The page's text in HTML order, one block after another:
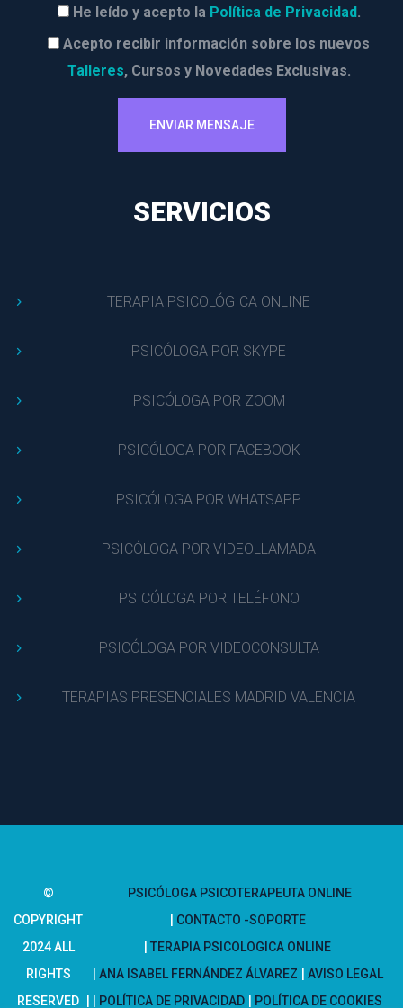
He leído y acepto la Política de Privacidad.
Acepto recibir información sobre los nuevos
Tallere, Cursos y Novedades Exclusivas.
SERVICIOS
TERAPIA PSICOLÓGICA ONLINE
PSICÓLOGA POR SKYPE
PSICÓLOGA POR ZOOM
PSICÓLOGA POR FACEBOOK
PSICÓLOGA POR WHATSAPP
PSICÓLOGA POR VIDEOLLAMADA
PSICÓLOGA POR TELÉFONO
PSICÓLOGA POR VIDEOCONSULTA
TERAPIAS PRESENCIALES MADRID VALENCIA
©
COPYRIGHT
2024 ALL
RIGHTS
RESERVED
PSICÓLOGA PSICOTERAPEUTA ONLINE
CONTACTO -SOPORTE
TERAPIA PSICOLOGICA ONLINE
ANA ISABEL FERNÁNDEZ ÁLVAREZ
AVISO LEGAL
POLÍTICA DE PRIVACIDAD
POLÍTICA DE COOKIES